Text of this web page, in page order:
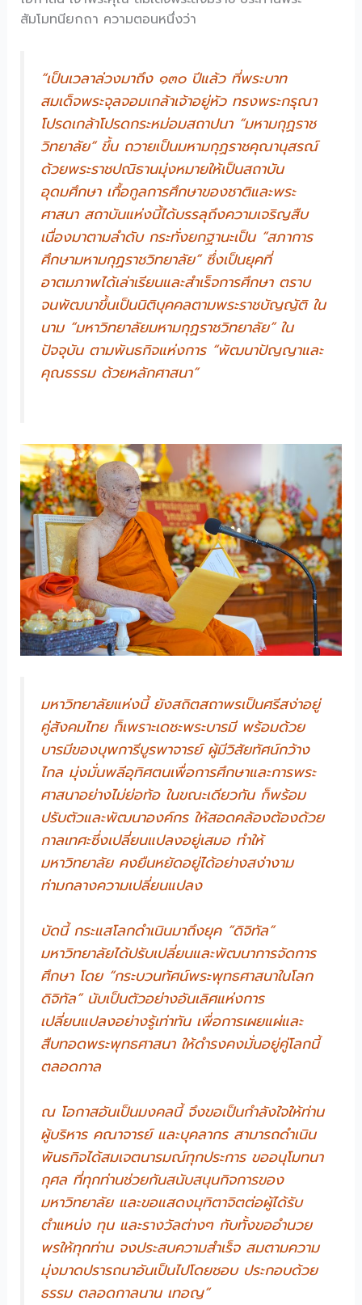
สัมโมทนียกถา ความตอนหนึ่งว่า
“เป็นเวลาล่วงมาถึง ๑๓๐ ปีแล้ว ที่พระบาท
สมเด็จพระจุลจอมเกล้าเจ้าอยู่หัว ทรงพระกรุณา
โปรดเกล้าโปรดกระหม่อมสถาปนา “มหามกุฏราช
วิทยาลัย” ขึ้น ถวายเป็นมหามกุฏราชคุณานุสรณ์
ด้วยพระราชปณิธานมุ่งหมายให้เป็นสถาบัน
อุดมศึกษา เกื้อกูลการศึกษาของชาติและพระ
ศาสนา สถาบันแห่งนี้ได้บรรลุถึงความเจริญสืบ
เนื่องมาตามลำดับ กระทั่งยกฐานะเป็น “สภาการ
ศึกษามหามกุฏราชวิทยาลัย” ซึ่งเป็นยุคที่
อาตมภาพได้เล่าเรียนและสำเร็จการศึกษา ตราบ
จนพัฒนาขึ้นเป็นนิติบุคคลตามพระราชบัญญัติ ใน
นาม “มหาวิทยาลัยมหามกุฏราชวิทยาลัย” ใน
ปัจจุบัน ตามพันธกิจแห่งการ “พัฒนาปัญญาและ
คุณธรรม ด้วยหลักศาสนา”
มหาวิทยาลัยแห่งนี้ ยังสถิตสถาพรเป็นศรีสง่าอยู่
คู่สังคมไทย ก็เพราะเดชะพระบารมี พร้อมด้วย
บารมีของบุพการีบูรพาจารย์ ผู้มีวิสัยทัศน์กว้าง
ไกล มุ่งมั่นพลีอุทิศตนเพื่อการศึกษาและการพระ
ศาสนาอย่างไม่ย่อท้อ ในขณะเดียวกัน ก็พร้อม
ปรับตัวและพัฒนาองค์กร ให้สอดคล้องต้องด้วย
กาลเทศะซึ่งเปลี่ยนแปลงอยู่เสมอ ทำให้
มหาวิทยาลัย คงยืนหยัดอยู่ได้อย่างสง่างาม
ท่ามกลางความเปลี่ยนแปลง
บัดนี้ กระแสโลกดำเนินมาถึงยุค “ดิจิทัล”
มหาวิทยาลัยได้ปรับเปลี่ยนและพัฒนาการจัดการ
ศึกษา โดย “กระบวนทัศน์พระพุทธศาสนาในโลก
ดิจิทัล” นับเป็นตัวอย่างอันเลิศแห่งการ
เปลี่ยนแปลงอย่างรู้เท่าทัน เพื่อการเผยแผ่และ
สืบทอดพระพุทธศาสนา ให้ดำรงคงมั่นอยู่คู่โลกนี้
ตลอดกาล
ณ โอกาสอันเป็นมงคลนี้ จึงขอเป็นกำลังใจให้ท่าน
ผู้บริหาร คณาจารย์ และบุคลากร สามารถดำเนิน
พันธกิจได้สมเจตนารมณ์ทุกประการ ขออนุโมทนา
กุศล ที่ทุกท่านช่วยกันสนับสนุนกิจการของ
มหาวิทยาลัย และขอแสดงมุทิตาจิตต่อผู้ได้รับ
ตำแหน่ง ทุน และรางวัลต่างๆ กับทั้งขออำนวย
พรให้ทุกท่าน จงประสบความสำเร็จ สมตามความ
มุ่งมาดปรารถนาอันเป็นไปโดยชอบ ประกอบด้วย
ธรรม ตลอดกาลนาน เทอญ“